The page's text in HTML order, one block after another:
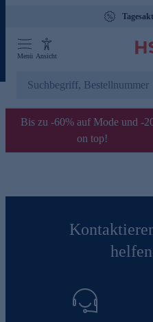
Menü Ansicht
Bis zu -60% auf Mode und -
on top!